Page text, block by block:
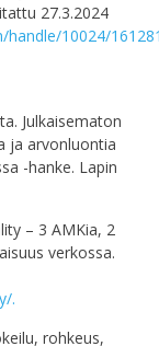
27.3.2024
10024/
Julkaisematon
ja arvonluontia
-hanke. Lapin
– 3 AMKia, 2
verkossa.
.
rohkeus,